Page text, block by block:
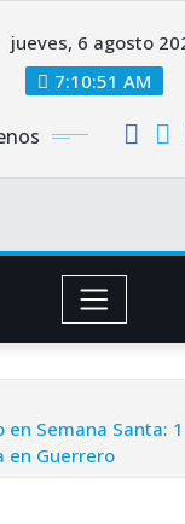
jueves, 6 agosto
7:10:52 AM
en Semana Santa:
en Guerrero